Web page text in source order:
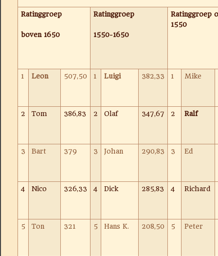
Ratinggroep
boven 1650
Ratinggroep
1550-1650
Ratinggroep
1550
1 Leon 507,50 1 Luigi 382,33 1 Mike
2 Tom 386,83 2 Olaf 347,67 2 Ralf
3 Bart 379 3 Johan 290,83 3 Ed
4 Nico 326,33 4 Dick 285,83 4 Richard
5 Ton 321 5 Hans K. 208,50 5 Peter